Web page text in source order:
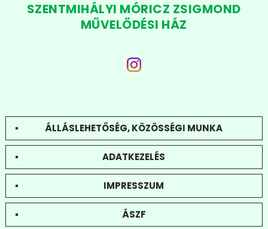
SZENTMIHÁLYI MÓRICZ ZSIGMOND
MŰVELŐDÉSI HÁZ
ÁLLÁSLEHETŐSÉG, KÖZÖSSÉGI MUNKA
ADATKEZELÉS
IMPRESSZUM
ÁSZF